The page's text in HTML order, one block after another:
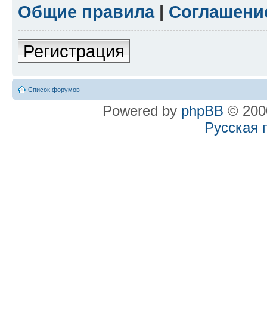
Общие правила|
Регистрация
Список форумов
Powered by phpBB ©
Русская